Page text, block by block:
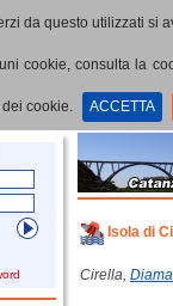
da questo utilizzati si
cookie, consulta la
cookie. ACCETTA
Dettaglio PoI
Isola di
Cirella,